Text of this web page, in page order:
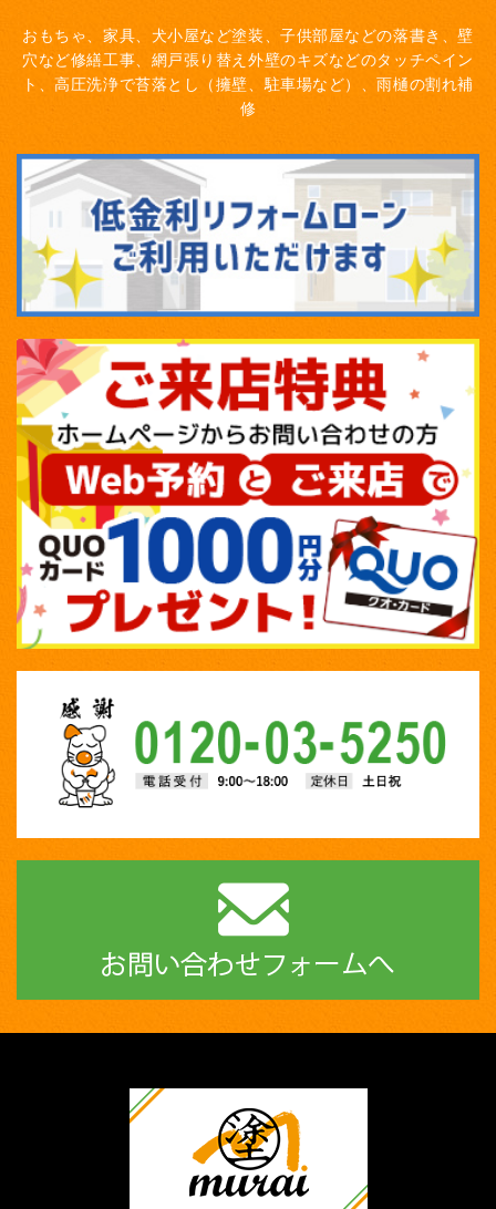
おもちゃ、家具、犬小屋など塗装、子供部屋などの落書き、壁
穴など修繕工事、網戸張り替え 外壁のキズなどのタッチペイン
ト、高圧洗浄で苔落とし（擁壁、駐車場など）、雨樋の割れ補
修